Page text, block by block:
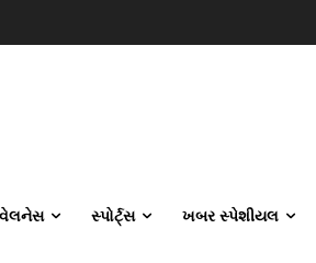
સ્પોર્ટ્સ ખબર સ્પેશીયલ